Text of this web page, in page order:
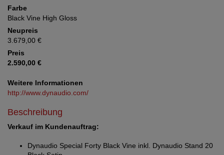
Farbe
Black Vine High Gloss
Neupreis
3.679,00 €
Preis
2.590,00 €
Weitere Informationen
http://www.dynaudio.com/
Beschreibung
Verkauf im Kundenauftrag:
Dynaudio Special Forty Black Vine inkl. Dynaudio Stand 20